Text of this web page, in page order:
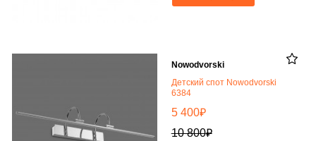
Nowodvorski
Детский спот Nowodvorski
6384
5 400₽
10 800₽